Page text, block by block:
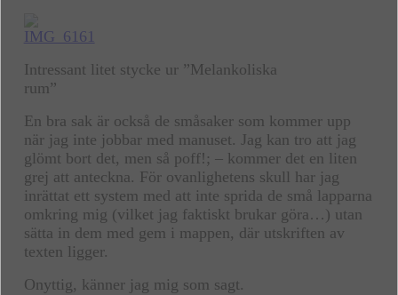
Intressant litet stycke ur ”Melankoliska
rum”
En bra sak är också de småsaker som kommer upp
när jag inte jobbar med manuset. Jag kan tro att jag
glömt bort det, men så poff!; – kommer det en liten
grej att anteckna. För ovanlighetens skull har jag
inrättat ett system med att inte sprida de små lapparna
omkring mig (vilket jag faktiskt brukar göra…) utan
sätta in dem med gem i mappen, där utskriften av
texten ligger.
Onyttig, känner jag mig som sagt.